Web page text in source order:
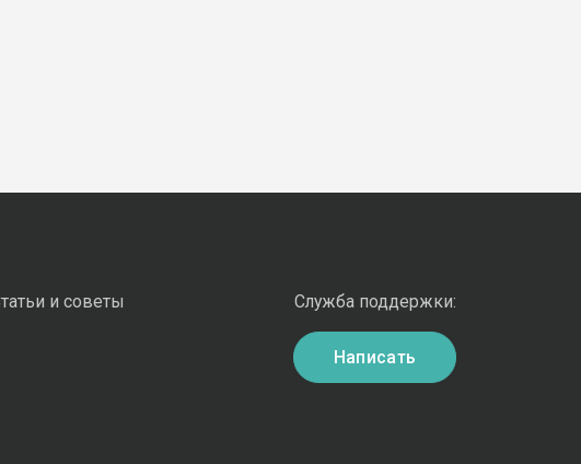
и советы Служба поддержки:
Написать